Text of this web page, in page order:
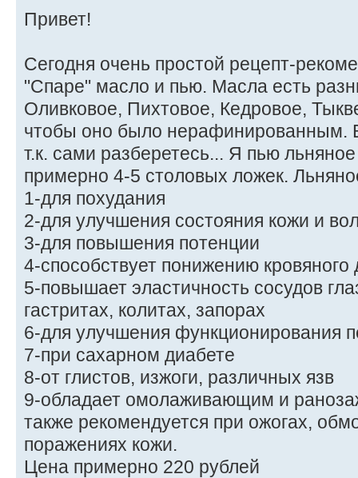
Привет!
Сегодня очень простой рецепт-
"Спаре" масло и пью. Масла есть
Оливковое, Пихтовое, Кедровое,
чтобы оно было нерафинированным.
т.к. сами разберетесь... Я пью
примерно 4-5 столовых ложек.
1-для похудания
2-для улучшения состояния кожи и
3-для повышения потенции
4-способствует понижению кровяного
5-повышает эластичность сосудов
гастритах, колитах, запорах
6-для улучшения функционирования
7-при сахарном диабете
8-от глистов, изжоги, различных язв
9-обладает омолаживающим и
также рекомендуется при ожогах,
поражениях кожи.
Цена примерно 220 рублей